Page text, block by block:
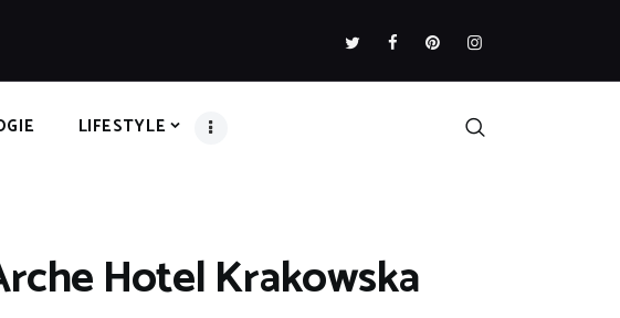
LIFESTYLE
Hotel Krakowska